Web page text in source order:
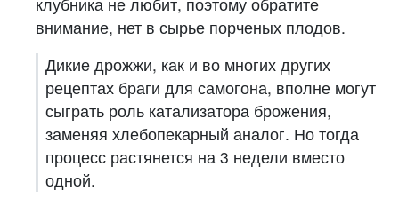
внимание, нет в сырье порченых плодов.
Дикие дрожжи, как и во многих других
рецептах браги для самогона, вполне могут
сыграть роль катализатора брожения,
заменяя хлебопекарный аналог. Но тогда
процесс растянется на 3 недели вместо
одной.